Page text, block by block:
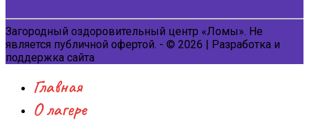
Загородный оздоровительный центр «Ломы». Не
является публичной офертой. - © 2026 | Разработка и
поддержка сайта
Главная
О лагере